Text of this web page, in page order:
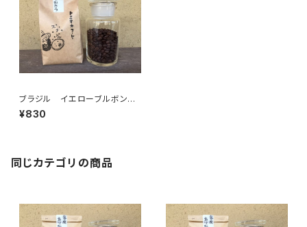
ブラジル イエローブルボン
【中深煎】ナッツ 100g/袋
¥830
同じカテゴリの商品